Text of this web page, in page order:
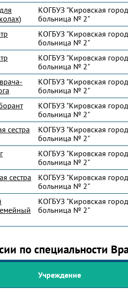
КОГБУЗ "Кировская
больница № 2"
КОГБУЗ "Кировская
больница № 2"
КОГБУЗ "Кировская
больница № 2"
КОГБУЗ "Кировская
больница № 2"
КОГБУЗ "Кировская
больница № 2"
сестра
КОГБУЗ "Кировская
больница № 2"
КОГБУЗ "Кировская
больница № 2"
сестра
КОГБУЗ "Кировская
больница № 2"
КОГБУЗ "Кировская
больница № 2"
по специальности
Учреждение